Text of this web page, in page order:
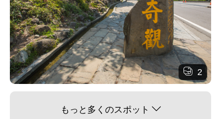
2
もっと多くのスポット